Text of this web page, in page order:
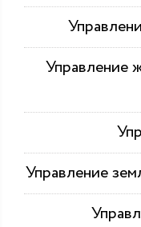
Управление
Управление